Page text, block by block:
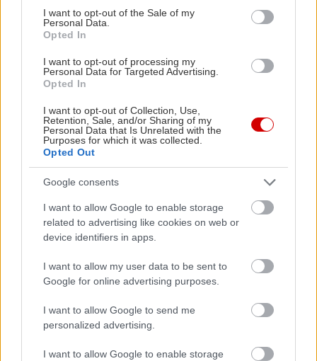
consent section.
I want to opt-out of the Sale of my
Personal Data.
Opted In
I want to opt-out of processing my
Personal Data for Targeted Advertising.
Opted In
I want to opt-out of Collection, Use,
Retention, Sale, and/or Sharing of my
Personal Data that Is Unrelated with the
Purposes for which it was collected.
Opted Out
Google consents
I want to allow Google to enable storage
related to advertising like cookies on web or
device identifiers in apps.
I want to allow my user data to be sent to
Google for online advertising purposes.
I want to allow Google to send me
personalized advertising.
I want to allow Google to enable storage